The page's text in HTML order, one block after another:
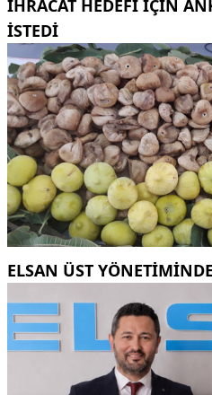
IHRACAT HEDEFI IÇIN
ISTEDI
ELSAN ÜST